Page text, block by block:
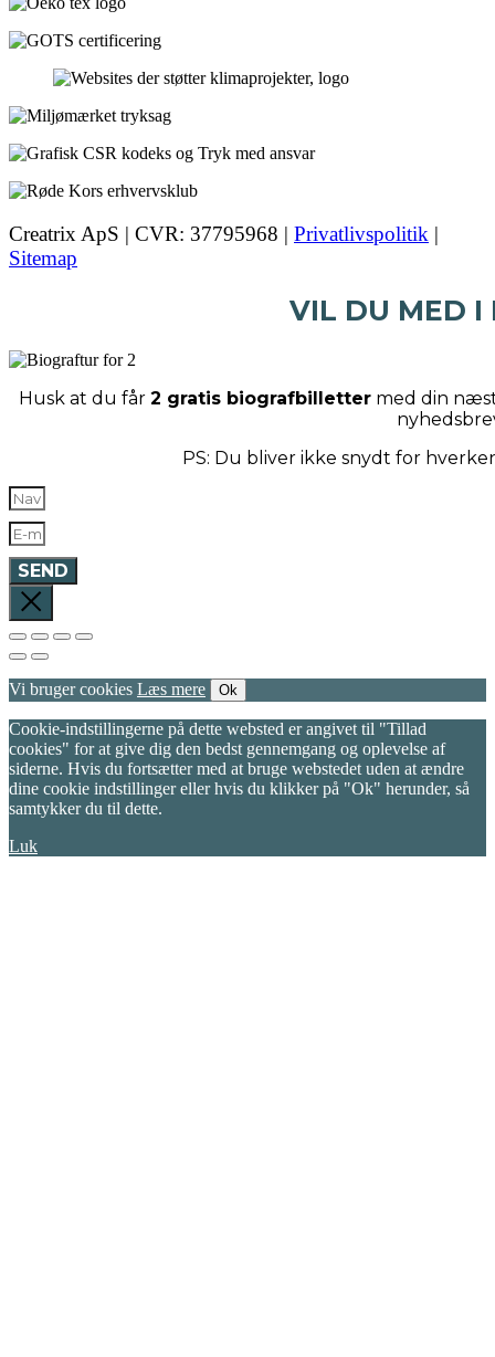
Creatrix ApS | CVR: 37795968 | Privatlivspolitik |
Sitemap
VIL DU MED I
Husk at du får 2 gratis biografbillettermed din
PS: Du bliver ikke snydt for
SEND
Vi bruger cookies Læs mere Ok
Cookie-indstillingerne på dette websted er angivet til "Tillad
cookies" for at give dig den bedst gennemgang og oplevelse af
siderne. Hvis du fortsætter med at bruge webstedet uden at ændre
dine cookie indstillinger eller hvis du klikker på "Ok" herunder, så
samtykker du til dette.
Luk